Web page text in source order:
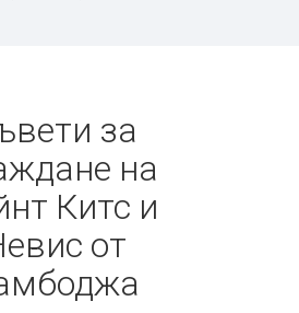
за
на
Китс и
от